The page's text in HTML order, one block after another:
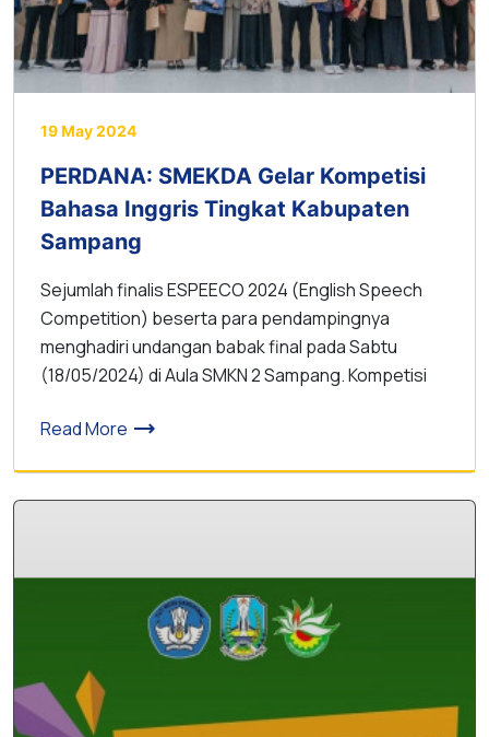
19 May 2024
PERDANA: SMEKDA Gelar Kompetisi
Bahasa Inggris Tingkat Kabupaten
Sampang
Sejumlah finalis ESPEECO 2024 (English Speech
Competition) beserta para pendampingnya
menghadiri undangan babak final pada Sabtu
(18/05/2024) di Aula SMKN 2 Sampang. Kompetisi
Read More trending_flat